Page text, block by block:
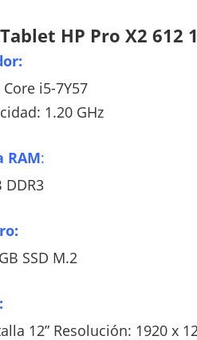
HP Pro X2 612
i5-7Y57
1.20 GHz
RAM:
DDR3
SSD M.2
12” Resolución: 1920 x